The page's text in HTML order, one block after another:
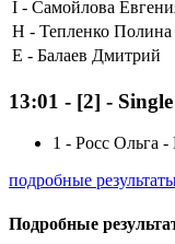
I - Самойлова
H - Тепленко Полина
E - Балаев Дмитрий
13:01 - [2] -
1 - Росс Ольга
подробные
Подробные